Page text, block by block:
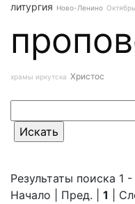
литургия Ново-Ленино
храмы иркутска Христос
Результаты поиска 1 -
Начало | Пред. | 1 |